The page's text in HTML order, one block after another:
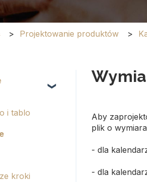
Projektowanie produktów
Aby
plik o
- dla
- dla
i tablo
kroki